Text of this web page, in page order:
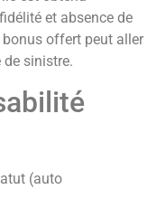
et absence de
offert peut aller
de sinistre.
(auto